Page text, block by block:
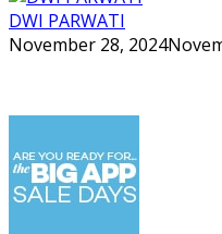
DWI PARWATI
November 28, 2024